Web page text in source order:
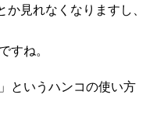
か見れなくなりますし、
すね。
というハンコの使い方